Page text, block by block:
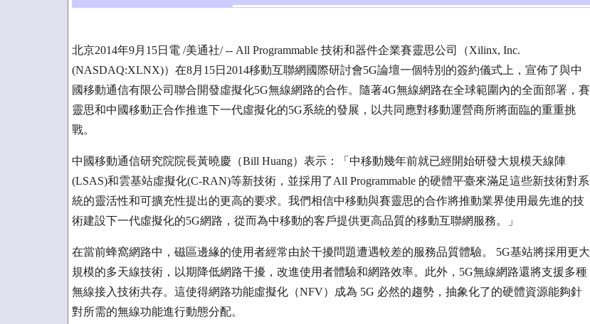
北京2014年9月15日電 /美通社/ -- All Programmable 技術和器件企業賽靈思公司（Xilinx, Inc.
(NASDAQ:XLNX)）在8月15日2014移動互聯網國際研討會5G論壇一個特別的簽約儀式上，宣佈了與中
國移動通信有限公司聯合開發虛擬化5G無線網路的合作。隨著4G無線網路在全球範圍內的全面部署，賽
靈思和中國移動正合作推進下一代虛擬化的5G系統的發展，以共同應對移動運營商所將面臨的重重挑
戰。
中國移動通信研究院院長黃曉慶（Bill Huang）表示：「中移動幾年前就已經開始研發大規模天線陣
(LSAS)和雲基站虛擬化(C-RAN)等新技術，並採用了All Programmable 的硬體平臺來滿足這些新技術對系
統的靈活性和可擴充性提出的更高的要求。我們相信中移動與賽靈思的合作將推動業界使用最先進的技
術建設下一代虛擬化的5G網路，從而為中移動的客戶提供更高品質的移動互聯網服務。」
在當前蜂窩網路中，磁區邊緣的使用者經常由於干擾問題遭遇較差的服務品質體驗。 5G基站將採用更大
規模的多天線技術，以期降低網路干擾，改進使用者體驗和網路效率。此外，5G無線網路還將支援多種
無線接入技術共存。這使得網路功能虛擬化（NFV）成為 5G 必然的趨勢，抽象化了的硬體資源能夠針
對所需的無線功能進行動態分配。